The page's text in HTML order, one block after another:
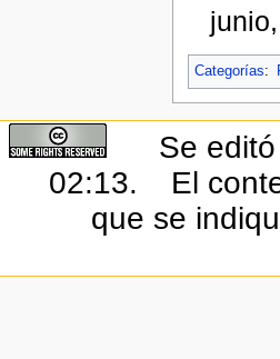
Categorías:
Se
02:13.
El
que se